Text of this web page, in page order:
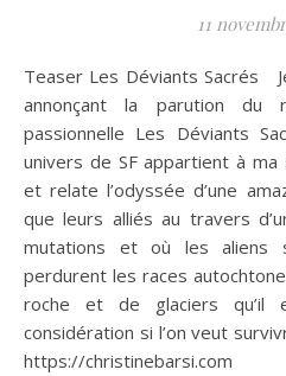
11
Teaser Les Déviants Sacrés Je vous présente ce teaser
annonçant la parution du
passionnelle Les Déviants
univers de SF appartient à
et relate l’odyssée d’une
que leurs alliés au travers
mutations et où les aliens
perdurent les races
roche et de glaciers
considération si l’on veut
https://christinebarsi.com